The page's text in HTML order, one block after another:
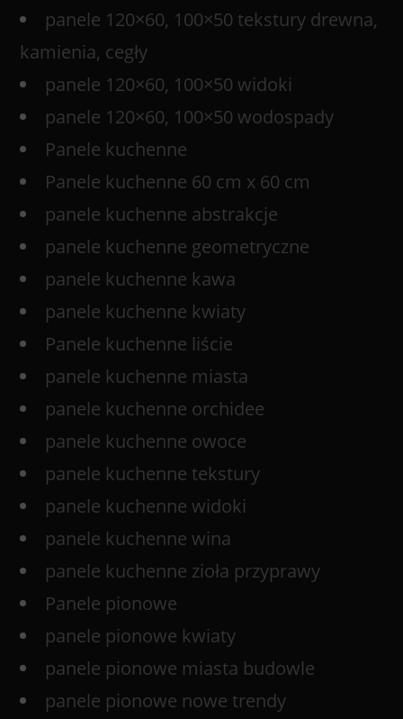
panele 120×60, 100×50 tekstury drewna,
kamienia, cegły
panele 120×60, 100×50 widoki
panele 120×60, 100×50 wodospady
Panele kuchenne
Panele kuchenne 60 cm x 60 cm
panele kuchenne abstrakcje
panele kuchenne geometryczne
panele kuchenne kawa
panele kuchenne kwiaty
Panele kuchenne liście
panele kuchenne miasta
panele kuchenne orchidee
panele kuchenne owoce
panele kuchenne tekstury
panele kuchenne widoki
panele kuchenne wina
panele kuchenne zioła przyprawy
Panele pionowe
panele pionowe kwiaty
panele pionowe miasta budowle
panele pionowe nowe trendy